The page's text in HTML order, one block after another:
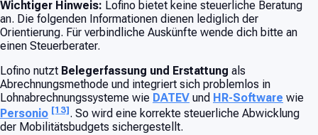
Wichtiger Hinweis: Lofino bietet keine steuerliche Beratung
an. Die folgenden Informationen dienen lediglich der
Orientierung. Für verbindliche Auskünfte wende dich bitte an
einen Steuerberater.
Lofino nutzt Belegerfassung und Erstattung als
Abrechnungsmethode und integriert sich problemlos in
Lohnabrechnungssysteme wie DATEV und HR-Software wie
Personio [13]. So wird eine korrekte steuerliche Abwicklung
der Mobilitätsbudgets sichergestellt.